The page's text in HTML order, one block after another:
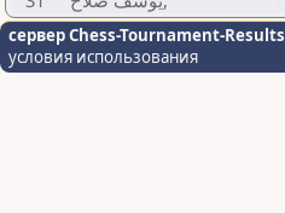
сервер Chess-Tournament-Results
условия использования